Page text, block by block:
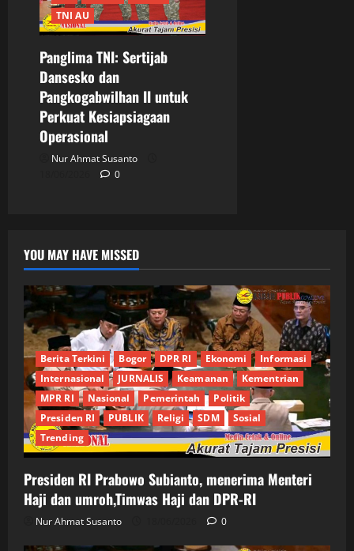
TNI AU
Panglima TNI: Sertijab
Dansesko dan
Pangkogabwilhan II untuk
Perkuat Kesiapsiagaan
Operasional
Nur Ahmat Susanto
0
YOU MAY HAVE MISSED
Berita Terkini Bogor DPR RI Ekonomi
Informasi
Internasional
JURNALIS Keamanan
Kementrian
MPR RI
Nasional Pemerintah
Politik
Presiden RI
PUBLIK Religi SDM
Sosial
Trending
Presiden RI Prabowo Subianto, menerima Menteri
Haji dan umroh,Timwas Haji dan DPR-RI
Nur Ahmat Susanto 0